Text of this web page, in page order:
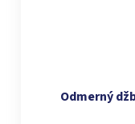
Odmerný